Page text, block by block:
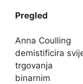
Pregled
Anna Coulling
demistificira
trgovanja
binarnim